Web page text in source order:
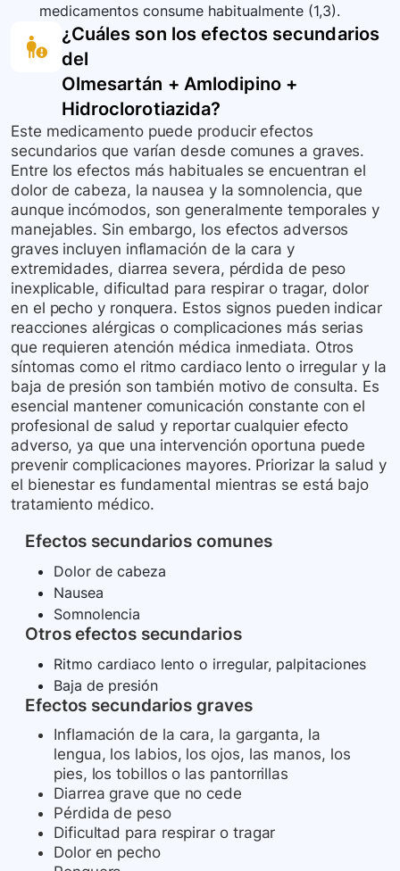
medicamentos consume habitualmente (1,3).
¿Cuáles son los efectos secundarios
del
Olmesartán + Amlodipino +
Hidroclorotiazida?
Este medicamento puede producir efectos
secundarios que varían desde comunes a graves.
Entre los efectos más habituales se encuentran el
dolor de cabeza, la nausea y la somnolencia, que
aunque incómodos, son generalmente temporales y
manejables. Sin embargo, los efectos adversos
graves incluyen inflamación de la cara y
extremidades, diarrea severa, pérdida de peso
inexplicable, dificultad para respirar o tragar, dolor
en el pecho y ronquera. Estos signos pueden indicar
reacciones alérgicas o complicaciones más serias
que requieren atención médica inmediata. Otros
síntomas como el ritmo cardiaco lento o irregular y la
baja de presión son también motivo de consulta. Es
esencial mantener comunicación constante con el
profesional de salud y reportar cualquier efecto
adverso, ya que una intervención oportuna puede
prevenir complicaciones mayores. Priorizar la salud y
el bienestar es fundamental mientras se está bajo
tratamiento médico.
Efectos secundarios comunes
Dolor de cabeza
Nausea
Somnolencia
Otros efectos secundarios
Ritmo cardiaco lento o irregular, palpitaciones
Baja de presión
Efectos secundarios graves
Inflamación de la cara, la garganta, la
lengua, los labios, los ojos, las manos, los
pies, los tobillos o las pantorrillas
Diarrea grave que no cede
Pérdida de peso
Dificultad para respirar o tragar
Dolor en pecho